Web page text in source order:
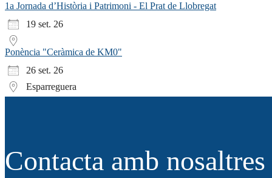
1a Jornada d’Història i Patrimoni - El Prat de Llobregat
19 set. 26
Ponència "Ceràmica de KM0"
26 set. 26
Esparreguera
Contacta amb nosaltres